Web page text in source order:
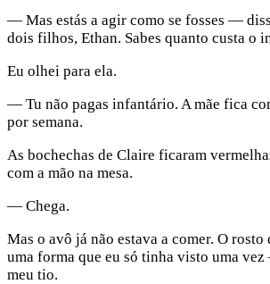
— Mas estás a agir como se fosses —
dois filhos, Ethan. Sabes quanto custa o
Eu olhei para ela.
— Tu não pagas infantário. A mãe fica
por semana.
As bochechas de Claire ficaram
com a mão na mesa.
— Chega.
Mas o avô já não estava a comer. O
uma forma que eu só tinha visto uma
meu tio.